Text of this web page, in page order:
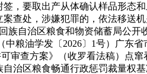
，要取出产从体确认样品形态
查处，涉嫌犯罪的，依法移送
族自治区粮食和物资储蓄局公
粮油学发〔2026〕1号）广东
审查方案》（收罗看法稿）点
治区粮食畅通行政惩罚裁量权